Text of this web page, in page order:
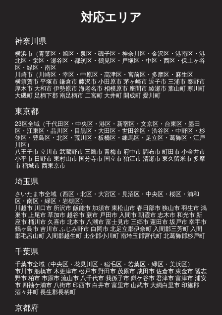
対応エリア
神奈川県
横浜市（青葉区・旭区・泉区・磯子区・神奈川区・金沢区・港南区・港
北区・栄区・瀬谷区・都筑区・鶴見区・戸塚区・中区・西区・保土ヶ谷
区・緑区・南区
川崎市（川崎区・幸区・中原区・高津区・宮前区・多摩区・麻生区
横須賀市 平塚市 鎌倉市 藤沢市 小田原市 茅ヶ崎市 逗子市 三浦市 秦野市
厚木市 大和市 伊勢原市 海老名市 相模原市 座間市 綾瀬市 葉山町 寒川町
大磯町 足柄下郡 南足柄市 二宮町 大井町 開成町 愛川町
東京都
23区全域（千代田区・中央区・港区・新宿区・文京区・台東区・墨田
区・江東区・品川区・目黒区・大田区・世田谷区・渋谷区・中野区・杉
並区・豊島区・北区・荒川区・板橋区・練馬区・足立区・葛飾区・江戸
川区）
八王子市 立川市 武蔵野市 三鷹市 青梅市 府中市 調布市 町田市 小金井市
小平市 日野市 東村山市 国分寺市 国立市 狛江市 清瀬市 東久留米市 多摩
市 稲城市 西東京市
埼玉県
さいたま市全域（西区・北区・大宮区・見沼区・中央区・桜区・浦和
区・南区・緑区・岩槻区）
川越市 川口市 所沢市 飯能市 加須市 東松山市 春日部市 狭山市 羽生市 鴻
巣市 上尾市 草加市 越谷市 蕨市 戸田市 入間市 朝霞市 志木市 和光市 新
座市 桶川市 久喜市 北本市 八潮市 富士見市 三郷市 蓮田市 坂戸市 幸手市
鶴ヶ島市 吉川市 ふじみ野市 白岡市 北足立郡伊奈町 入間郡三芳町 入間
郡毛呂山町 入間郡越生町 比企郡小川町 南埼玉郡宮代町 北葛飾郡杉戸町
千葉県
千葉市全域（中央区・花見川区・稲毛区・若葉区・緑区・美浜区）
市川市 船橋市 木更津市 松戸市 野田市 茂原市 成田市 佐倉市 東金市 習志
野市 柏市 市原市 流山市 八千代市 我孫子市 鎌ケ谷市 君津市 富津市 浦安
市 四袖ケ浦市 八街市 印西市 白井市 富里市 山武市 大網白里市 印旛郡
酒々井町 長生郡長柄町
京都府